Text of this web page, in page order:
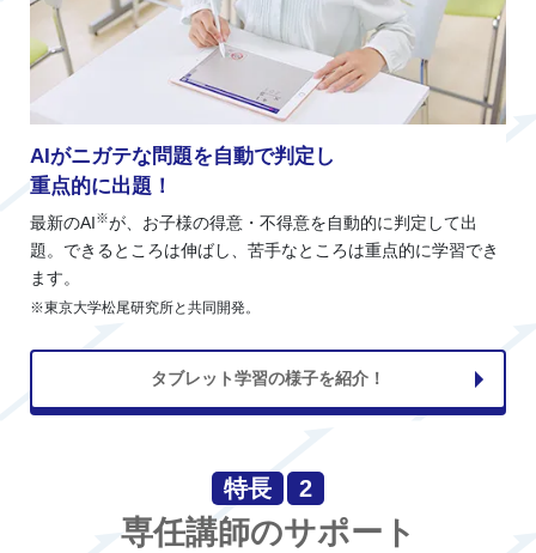
AIがニガテな問題を自動で判定し
重点的に出題！
最新のAI※が、お子様の得意・不得意を自動的に判定して出
題。できるところは伸ばし、苦手なところは重点的に学習でき
ます。
※東京大学松尾研究所と共同開発。
タブレット学習の様子を紹介！
特長 2
専任講師のサポート